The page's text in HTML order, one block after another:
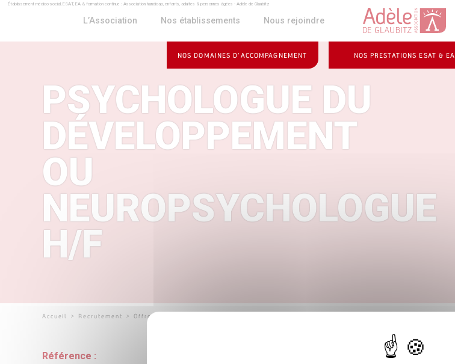
Panneau de gestion des cookies
Établissement médico-social, ESAT, EA & formation continue : Association handicap, enfants, adultes & personnes âgées - Adèle de Glaubitz
L’Association Nos établissements Nous rejoindre
NOS DOMAINES D’ACCOMPAGNEMENT NOS PRESTATIONS ESAT & EA
PSYCHOLOGUE DU
DÉVELOPPEMENT
OU
NEUROPSYCHOLOGUE
H/F
Accueil > Recrutement > Offres d'emploi
Référence :